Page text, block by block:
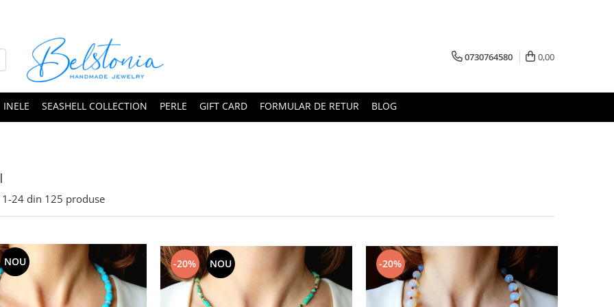
0730764580 0,00
INELE SEASHELL COLLECTION PERLE GIFT CARD FORMULAR DE RETUR BLOG
1-24 din 125 produse
NOU -20% NOU -20%